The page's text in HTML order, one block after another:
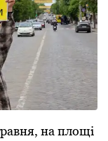
на площі